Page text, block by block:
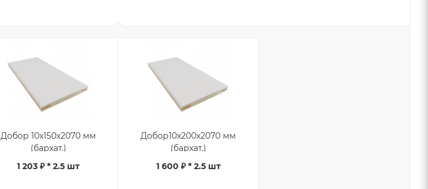
Добор 10х150х2070 мм
(бархат.)
1 203 ₽ * 2.5 шт
Добор10х200х2070 мм
(бархат.)
1 600 ₽ * 2.5 шт